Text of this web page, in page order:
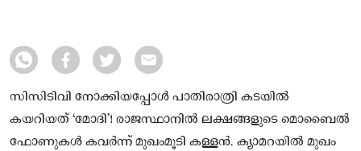
സിസിടിവി നോക്കിയപ്പോൾ പാതിരാത്രി കടയിൽ
കയറിയത് ‘മോദി’! രാജസ്ഥാനിൽ ലക്ഷങ്ങളുടെ മൊബൈൽ
ഫോണുകൾ കവർന്ന് മുഖംമൂടി കള്ളൻ. ക്യാമറയിൽ മുഖം